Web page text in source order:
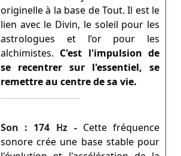
originelle à la base de Tout. Il est le
lien avec le Divin, le soleil pour les
astrologues et l’or pour les
alchimistes. C'est l'impulsion de
se recentrer sur l'essentiel, se
remettre au centre de sa vie.
Son : 174 Hz - Cette fréquence
sonore crée une base stable pour